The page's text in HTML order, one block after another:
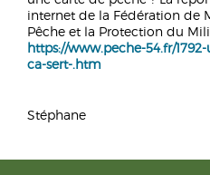
internet de la Fédération de
Pêche et la Protection du
https://www.peche-54.fr/
ca-sert-.htm
Stéphane